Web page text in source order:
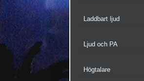
Laddbart ljud
Ljud och PA
Högtalare